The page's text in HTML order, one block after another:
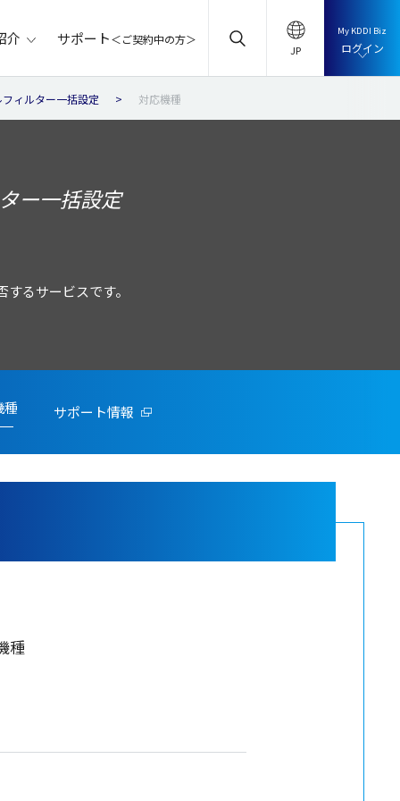
介 サポート＜ご契約中の方＞
My KDDI Biz
ログイン
ィルター一括設定 対応機種
ー一括設定
るサービスです。
種 サポート情報
種